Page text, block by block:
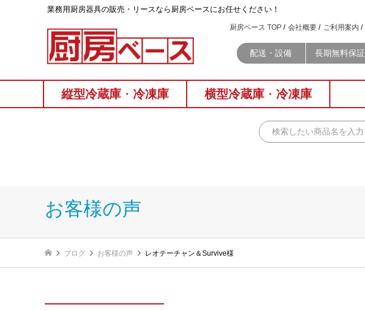
業務⽤厨房器具の販売・リースなら厨房ベースにお任せください！
厨房ベース TOP 会社概要 ご利用案内
配送・設備 長期無料保証
縦型冷蔵庫 ・ 冷凍庫 横型冷蔵庫 ・ 冷凍庫
お客様の声
ブログ お客様の声 レオテーチャン＆Survive様